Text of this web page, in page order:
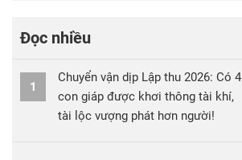
Đọc nhiều
1
Chuyển vận dịp Lập thu 2026: Có 4
con giáp được khơi thông tài khí,
tài lộc vượng phát hơn người!